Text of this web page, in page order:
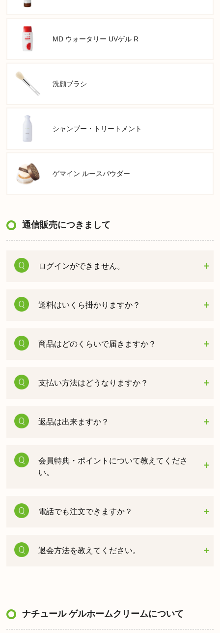
MD ウォータリー UVゲル R
洗顔ブラシ
シャンプー・トリートメント
ゲマイン ルースパウダー
通信販売につきまして
ログインができません。
送料はいくら掛かりますか？
商品はどのくらいで届きますか？
支払い方法はどうなりますか？
返品は出来ますか？
会員特典・ポイントについて教えてくださ
い。
電話でも注文できますか？
退会方法を教えてください。
ナチュール ゲルホームクリームについて